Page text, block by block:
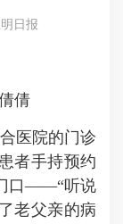
日报
倩
医院的门诊
者手持预约
口——“听说
老父亲的病